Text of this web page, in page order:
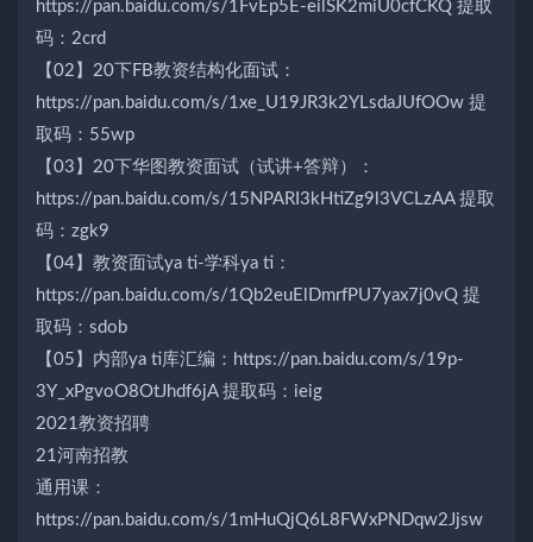
https://pan.baidu.com/s/1FvEp5E-eilSK2miU0cfCKQ 提取
码：2crd
【02】20下FB教资结构化面试：
https://pan.baidu.com/s/1xe_U19JR3k2YLsdaJUfOOw 提
取码：55wp
【03】20下华图教资面试（试讲+答辩）：
https://pan.baidu.com/s/15NPARI3kHtiZg9l3VCLzAA 提取
码：zgk9
【04】教资面试ya ti-学科ya ti：
https://pan.baidu.com/s/1Qb2euElDmrfPU7yax7j0vQ 提
取码：sdob
【05】内部ya ti库汇编：https://pan.baidu.com/s/19p-
3Y_xPgvoO8OtJhdf6jA 提取码：ieig
2021教资招聘
21河南招教
通用课：
https://pan.baidu.com/s/1mHuQjQ6L8FWxPNDqw2Jjsw